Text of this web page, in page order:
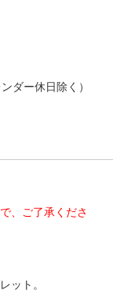
ダー休日除く）
、ご了承くださ
ット。